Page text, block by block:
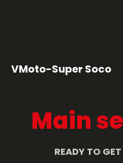
VMoto-Super Soco
Main
READY TO